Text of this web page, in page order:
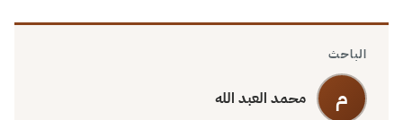
الباحث
م محمد العبد الله